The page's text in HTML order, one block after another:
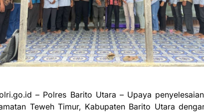
– Polres Barito Utara – Upaya
Teweh Timur, Kabupaten Barito Utara